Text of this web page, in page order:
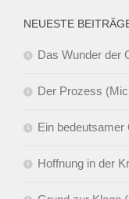
NEUESTE
Das Wunder der
Der Prozess
Ein bedeutsamer
Hoffnung in der